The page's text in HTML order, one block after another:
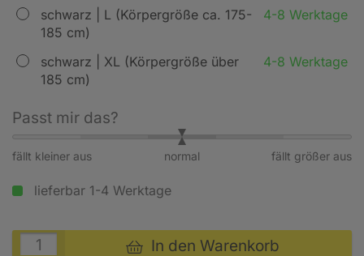
schwarz | L (Körpergröße ca. 175-
185 cm)
4-8 Werktage
schwarz | XL (Körpergröße über
185 cm)
4-8 Werktage
Passt mir das?
fällt kleiner aus fällt größer aus
normal
lieferbar 1-4 Werktage
In den Warenkorb